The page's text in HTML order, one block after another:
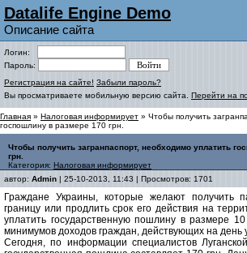
Datalife Engine Demo
Описание сайта
Логин:
Пароль:
Регистрация на сайте! Забыли пароль?
Вы просматриваете мобильную версию сайта. Перейти на
Главная » Налоговая информирует » Чтобы получить
госпошлину в размере 170 грн.
Чтобы получить загранпаспорт, необходимо уплатить
грн.
Категория: Налоговая информирует
автор: Admin | 25-10-2013, 11:43 | Просмотров: 1701
Граждане Украины, которые желают получить
границу или продлить срок его действия на
уплатить государственную пошлину в размере
минимумов доходов граждан, действующих на день
Сегодня, по информации специалистов